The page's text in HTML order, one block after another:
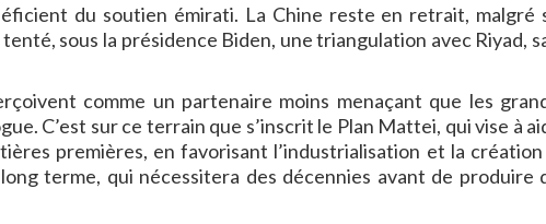
du soutien émirati. La Chine reste en retrait, malgré
sous la présidence Biden, une triangulation avec Riyad,
comme un partenaire moins menaçant que les
C’est sur ce terrain que s’inscrit le Plan Mattei, qui vise à
premières, en favorisant l’industrialisation et la
terme, qui nécessitera des décennies avant de produire